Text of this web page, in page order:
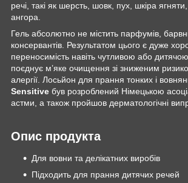
речі, такі як шерсть, шовк, пух, шкіра
ангора.
Гель абсолютно не містить парфумів,
консервантів. Результатом цього є дуже
переносимість навіть чутливою або
поєднує м’яке очищення зі зниженим
алергії. Лосьйон для прання тонких і
Sensitive був розроблений Німецькою
астми, а також пройшов дерматологічні
Опис продукта
Для вовни та делікатних виробів
Підходить для прання дитячих речей